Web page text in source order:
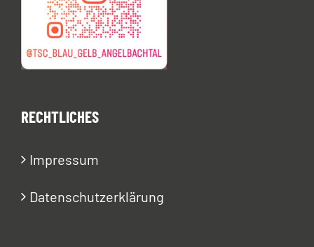
RECHTLICHES
Impressum
Datenschutzerklärung